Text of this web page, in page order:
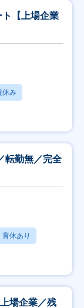
ト【上場企業
休み
転勤無／完全
育休あり
場企業／残